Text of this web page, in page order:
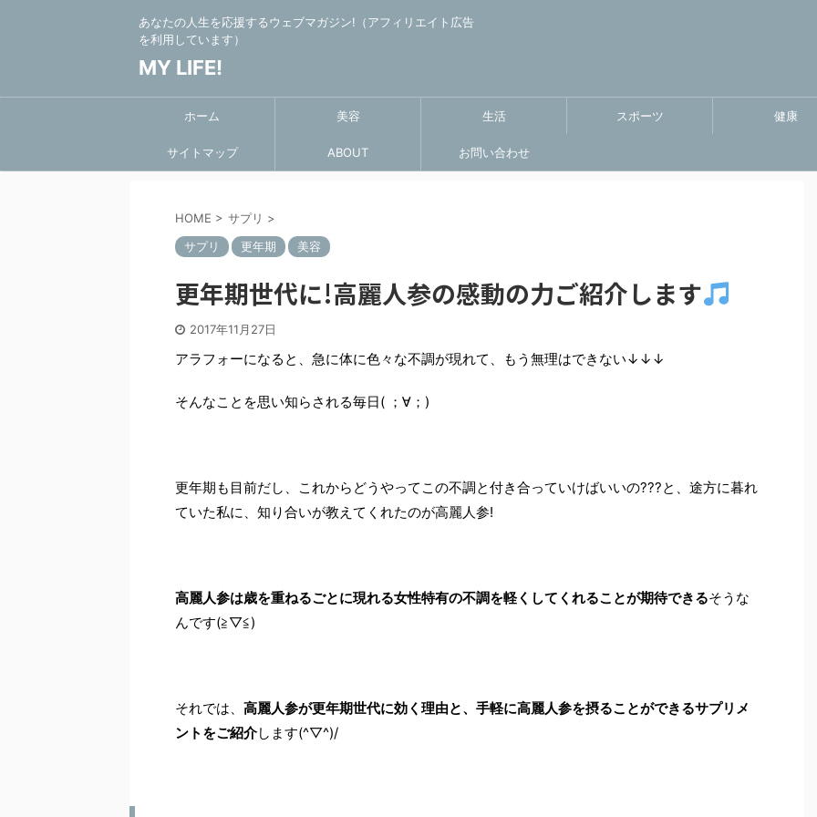
あなたの人生を応援するウェブマガジン!（アフィリエイト広告
を利用しています）
MY LIFE!
ホーム 美容 生活 スポーツ 健康
サイトマップ ABOUT お問い合わせ
HOME > サプリ >
サプリ
更年期 美容
更年期世代に!高麗人参の感動の力ご紹介します
2017年11月27日
アラフォーになると、急に体に色々な不調が現れて、もう無理はできない↓↓↓
そんなことを思い知らされる毎日( ；∀；)
更年期も目前だし、これからどうやってこの不調と付き合っていけばいいの???と、途方に暮れ
ていた私に、知り合いが教えてくれたのが高麗人参!
高麗人参は歳を重ねるごとに現れる女性特有の不調を軽くしてくれることが期待できるそうな
んです(≧▽≦)
それでは、 高麗人参が更年期世代に効く理由と、手軽に高麗人参を摂ることができるサプリメ
ントをご紹介します(^▽^)/